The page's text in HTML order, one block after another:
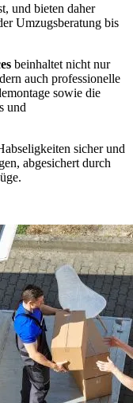
und bieten daher
Umzugsberatung bis
beinhaltet nicht nur
auch professionelle
sowie die
und
sicher und
abgesichert durch